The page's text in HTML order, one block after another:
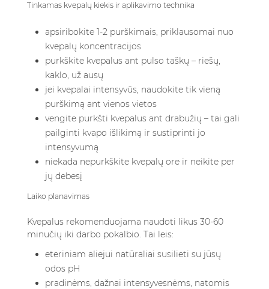
Tinkamas kvepalų kiekis ir aplikavimo technika
apsiribokite 1-2 purškimais, priklausomai nuo
kvepalų koncentracijos
purkškite kvepalus ant pulso taškų – riešų,
kaklo, už ausų
jei kvepalai intensyvūs, naudokite tik vieną
purškimą ant vienos vietos
vengite purkšti kvepalus ant drabužių – tai gali
pailginti kvapo išlikimą ir sustiprinti jo
intensyvumą
niekada nepurkškite kvepalų ore ir neikite per
jų debesį
Laiko planavimas
Kvepalus rekomenduojama naudoti likus 30-60
minučių iki darbo pokalbio. Tai leis:
eteriniam aliejui natūraliai susilieti su jūsų
odos pH
pradinėms, dažnai intensyvesnėms, natomis